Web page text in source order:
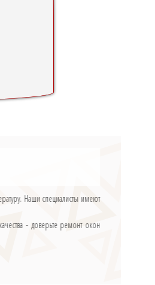
Наши специалисты имеют
- доверьте ремонт окон